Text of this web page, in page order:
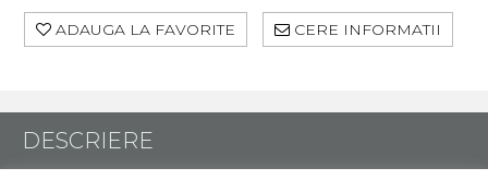
ADAUGA LA FAVORITE CERE INFORMATII
DESCRIERE